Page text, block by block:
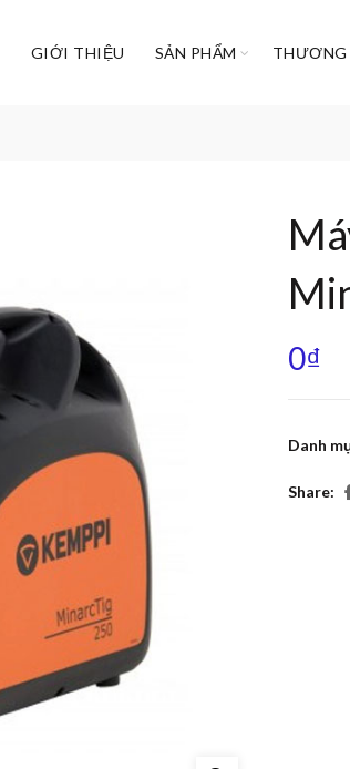
GIỚI THIỆU SẢN PHẨM THƯƠNG
0₫
Danh
Share